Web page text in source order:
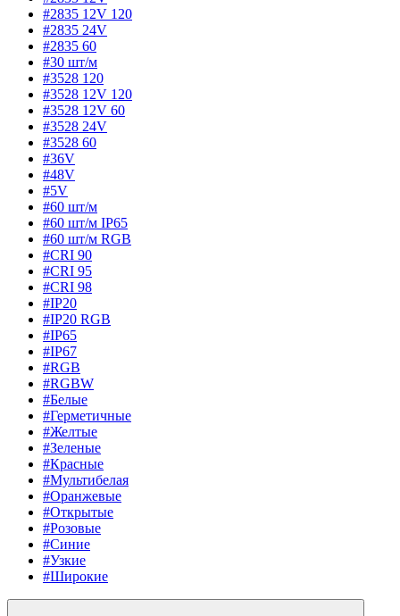
#2835 12V 120
#2835 24V
#2835 60
#30 шт/м
#3528 120
#3528 12V 120
#3528 12V 60
#3528 24V
#3528 60
#36V
#48V
#5V
#60 шт/м
#60 шт/м IP65
#60 шт/м RGB
#CRI 90
#CRI 95
#CRI 98
#IP20
#IP20 RGB
#IP65
#IP67
#RGB
#RGBW
#Белые
#Герметичные
#Желтые
#Зеленые
#Красные
#Мультибелая
#Оранжевые
#Открытые
#Розовые
#Синие
#Узкие
#Широкие